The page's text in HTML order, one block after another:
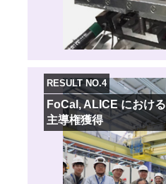
RESULT NO.4
FoCal, ALICE における
主導権獲得